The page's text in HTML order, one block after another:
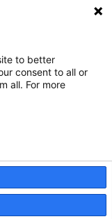
to better
consent to all or
all. For more